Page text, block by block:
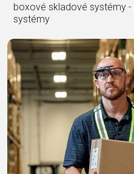
boxové skladové systémy
systémy